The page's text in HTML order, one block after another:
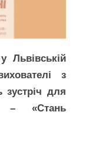
Львівській
з
зустріч для
– «Стань